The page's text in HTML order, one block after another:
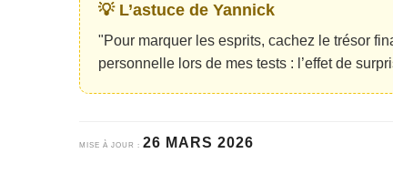
💡 L’astuce de Yannick
"Pour marquer les esprits, cachez le trésor
personnelle lors de mes tests : l’effet de
MISE À JOUR : 26 MARS 2026